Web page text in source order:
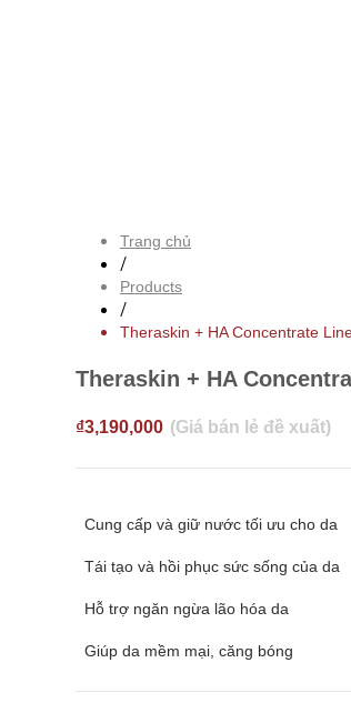
Trang chủ
/
Products
/
Theraskin + HA Concentrate
Theraskin + HA
₫3,190,000
Cung cấp và giữ nước tối ưu cho da
Tái tạo và hồi phục sức sống của da
Hỗ trợ ngăn ngừa lão hóa da
Giúp da mềm mại, căng bóng